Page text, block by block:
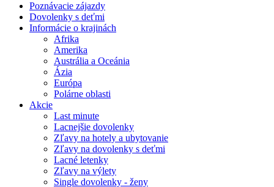
Poznávacie zájazdy
Dovolenky s deťmi
Informácie o krajinách
Afrika
Amerika
Austrália a Oceánia
Ázia
Európa
Polárne oblasti
Akcie
Last minute
Lacnejšie dovolenky
Zľavy na hotely a ubytovanie
Zľavy na dovolenky s deťmi
Lacné letenky
Zľavy na výlety
Single dovolenky - ženy